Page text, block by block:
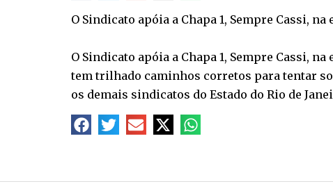
O Sindicato apóia a Chapa 1, Sempre Cassi, na
O Sindicato apóia a Chapa 1, Sempre Cassi,
tem trilhado caminhos corretos para tentar
os demais sindicatos do Estado do Rio de